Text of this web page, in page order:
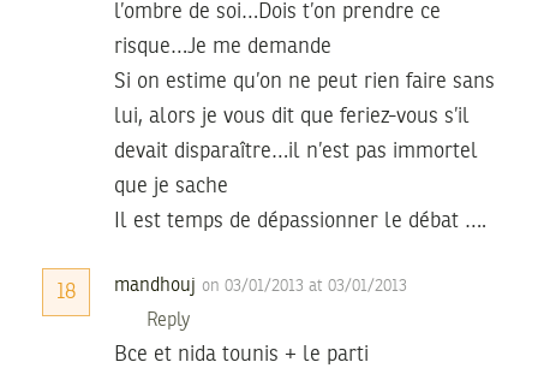
l’ombre de soi…Dois t’on prendre ce
risque…Je me demande
Si on estime qu’on ne peut rien faire sans
lui, alors je vous dit que feriez-vous s’il
devait disparaître…il n’est pas immortel
que je sache
Il est temps de dépassionner le débat ….
18 mandhouj on 03/01/2013 at 03/01/2013
Reply
Bce et nida tounis + le parti